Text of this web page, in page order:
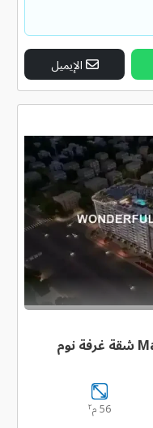
الإيميل
Marriott Residences Heliopolis شقة غرفة نوم
56 م ٢